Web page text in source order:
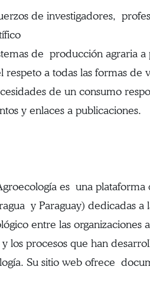
de investigadores,
de producción agraria
a todas las formas
de un consumo
y enlaces a publicaciones.
es una
y Paraguay) dedicadas
entre las organizaciones
los procesos que han
Su sitio web ofrece